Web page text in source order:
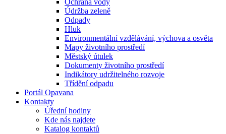
Ochrana vody
Údržba zeleně
Odpady
Hluk
Environmentální vzdělávání, výchova a osvěta
Mapy životního prostředí
Městský útulek
Dokumenty životního prostředí
Indikátory udržitelného rozvoje
Třídění odpadu
Portál Opavana
Kontakty
Úřední hodiny
Kde nás najdete
Katalog kontaktů